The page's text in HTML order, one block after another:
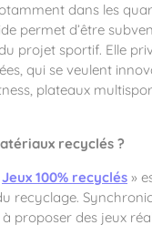
dans les
permet d’être
projet sportif. Elle
qui se veulent
plateaux
recyclés ?
Jeux 100% recyclés »
recyclage.
proposer des jeux